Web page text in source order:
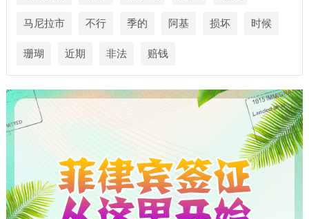
马尼拉市 不行 季的 阿基 损坏 时候
珊瑚 近期 非法 赔钱